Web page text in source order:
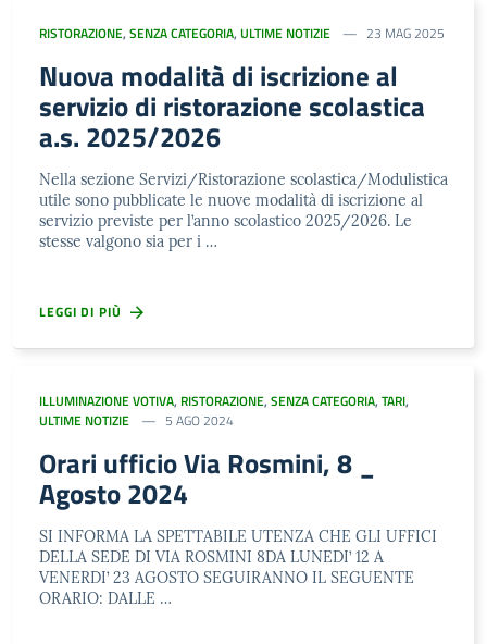
RISTORAZIONE, SENZA CATEGORIA, ULTIME NOTIZIE 23 MAG 2025
Nuova modalità di iscrizione al
servizio di ristorazione scolastica
a.s. 2025/2026
Nella sezione Servizi/Ristorazione scolastica/Modulistica
utile sono pubblicate le nuove modalità di iscrizione al
servizio previste per l’anno scolastico 2025/2026. Le
stesse valgono sia per i …
LEGGI DI PIÙ
ILLUMINAZIONE VOTIVA, RISTORAZIONE, SENZA CATEGORIA, TARI,
ULTIME NOTIZIE
5 AGO 2024
Orari ufficio Via Rosmini, 8 _
Agosto 2024
SI INFORMA LA SPETTABILE UTENZA CHE GLI UFFICI
DELLA SEDE DI VIA ROSMINI 8DA LUNEDI’ 12 A
VENERDI’ 23 AGOSTO SEGUIRANNO IL SEGUENTE
ORARIO: DALLE …